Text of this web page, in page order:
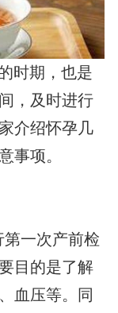
时期，也是
，及时进行
介绍怀孕几
事项。
一次产前检
目的是了解
血压等。同